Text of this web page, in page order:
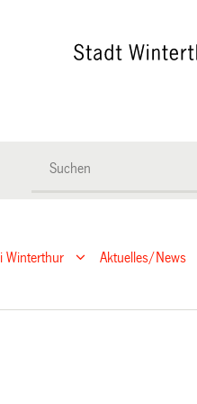
Winterthur Aktuelles/News